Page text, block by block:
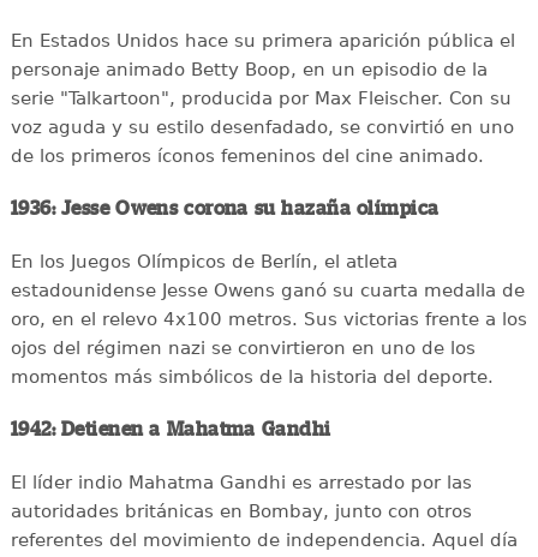
En Estados Unidos hace su primera aparición pública el
personaje animado Betty Boop, en un episodio de la
serie "Talkartoon", producida por Max Fleischer. Con su
voz aguda y su estilo desenfadado, se convirtió en uno
de los primeros íconos femeninos del cine animado.
1936: Jesse Owens corona su hazaña olímpica
En los Juegos Olímpicos de Berlín, el atleta
estadounidense Jesse Owens ganó su cuarta medalla de
oro, en el relevo 4x100 metros. Sus victorias frente a los
ojos del régimen nazi se convirtieron en uno de los
momentos más simbólicos de la historia del deporte.
1942: Detienen a Mahatma Gandhi
El líder indio Mahatma Gandhi es arrestado por las
autoridades británicas en Bombay, junto con otros
referentes del movimiento de independencia. Aquel día